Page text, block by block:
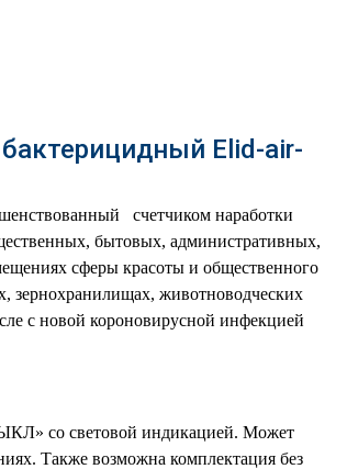
Elid-air-
счетчиком наработки
бытовых, административных,
сферы красоты и общественного
зернохранилищах, животноводческих
с новой короновирусной инфекцией
со световой индикацией. Может
Также возможна комплектация без